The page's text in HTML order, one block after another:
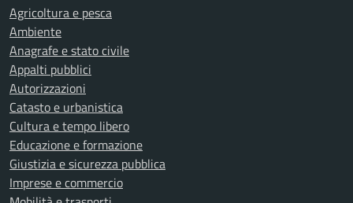
Agricoltura e pesca
Ambiente
Anagrafe e stato civile
Appalti pubblici
Autorizzazioni
Catasto e urbanistica
Cultura e tempo libero
Educazione e formazione
Giustizia e sicurezza pubblica
Imprese e commercio